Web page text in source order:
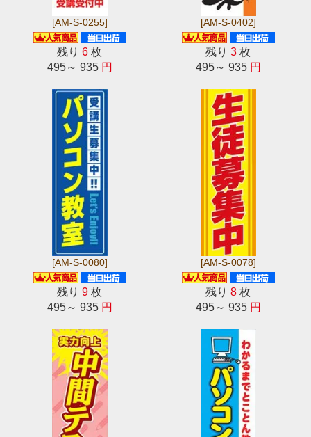
[AM-S-0255]
残り6 枚
495～ 935 円
[AM-S-0402]
残り3 枚
495～ 935 円
[AM-S-0080]
残り9 枚
495～ 935 円
[AM-S-0078]
残り8 枚
495～ 935 円